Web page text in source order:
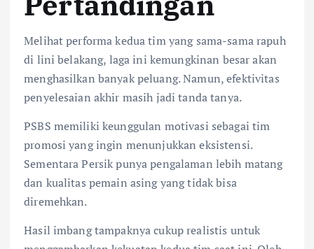
Melihat performa kedua tim yang sama-sama rapuh
di lini belakang, laga ini kemungkinan besar akan
menghasilkan banyak peluang. Namun, efektivitas
penyelesaian akhir masih jadi tanda tanya.
PSBS memiliki keunggulan motivasi sebagai tim
promosi yang ingin menunjukkan eksistensi.
Sementara Persik punya pengalaman lebih matang
dan kualitas pemain asing yang tidak bisa
diremehkan.
Hasil imbang tampaknya cukup realistis untuk